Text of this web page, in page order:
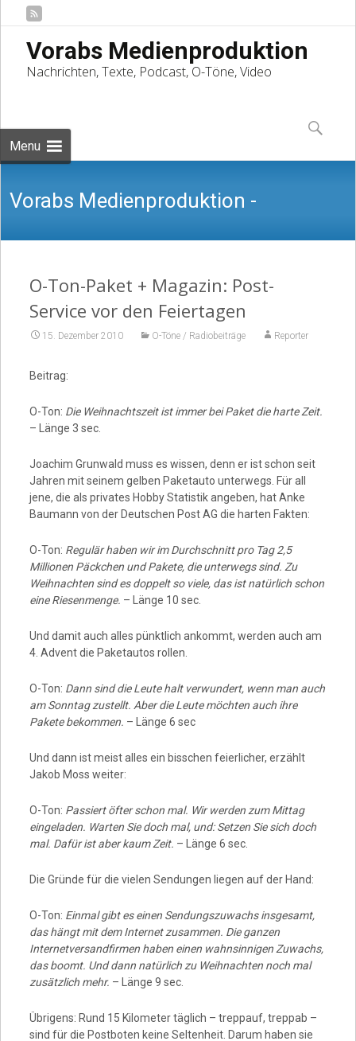
Vorabs Medienproduktion
Nachrichten, Texte, Podcast, O-Töne, Video
Menu
to
content
Suchen
nach:
Vorabs Medienproduktion -
Nachrichten, Texte, Podcast, O-Töne,
O-Ton-Paket + Magazin: Post-
Service vor den Feiertagen
15. Dezember 2010 O-Töne / Radiobeiträge Reporter
Beitrag:
O-Ton: Die Weihnachtszeit ist immer bei Paket die harte Zeit.
– Länge 3 sec.
Joachim Grunwald muss es wissen, denn er ist schon seit
Jahren mit seinem gelben Paketauto unterwegs. Für all
jene, die als privates Hobby Statistik angeben, hat Anke
Baumann von der Deutschen Post AG die harten Fakten:
O-Ton: Regulär haben wir im Durchschnitt pro Tag 2,5
Millionen Päckchen und Pakete, die unterwegs sind. Zu
Weihnachten sind es doppelt so viele, das ist natürlich schon
eine Riesenmenge. – Länge 10 sec.
Und damit auch alles pünktlich ankommt, werden auch am
4. Advent die Paketautos rollen.
O-Ton: Dann sind die Leute halt verwundert, wenn man auch
am Sonntag zustellt. Aber die Leute möchten auch ihre
Pakete bekommen. – Länge 6 sec
Und dann ist meist alles ein bisschen feierlicher, erzählt
Jakob Moss weiter:
O-Ton: Passiert öfter schon mal. Wir werden zum Mittag
eingeladen. Warten Sie doch mal, und: Setzen Sie sich doch
mal. Dafür ist aber kaum Zeit. – Länge 6 sec.
Die Gründe für die vielen Sendungen liegen auf der Hand:
O-Ton: Einmal gibt es einen Sendungszuwachs insgesamt,
das hängt mit dem Internet zusammen. Die ganzen
Internetversandfirmen haben einen wahnsinnigen Zuwachs,
das boomt. Und dann natürlich zu Weihnachten noch mal
zusätzlich mehr. – Länge 9 sec.
Übrigens: Rund 15 Kilometer täglich – treppauf, treppab –
sind für die Postboten keine Seltenheit. Darum haben sie